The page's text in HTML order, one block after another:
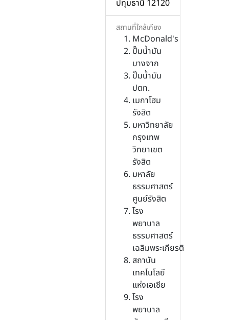
ปทุมธานี 12120
สถานที่ใกล้เคียง
McDonald's
ปั๊มน้ำมัน
บางจาก
ปั๊มน้ำมัน
ปตท.
เมกาโฮม
รังสิต
มหาวิทยาลัย
กรุงเทพ
วิทยาเขต
รังสิต
มหาลัย
ธรรมศาสตร์
ศูนย์รังสิต
โรง
พยาบาล
ธรรมศาสตร์
เฉลิมพระเกียรติ
สถาบัน
เทคโนโลยี
แห่งเอเชีย
โรง
พยาบาล